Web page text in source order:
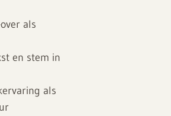
als
en stem in
als